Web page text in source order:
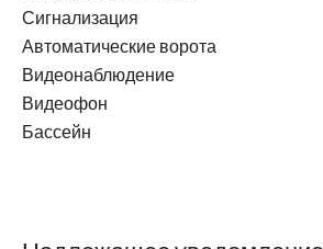
Сигнализация
Автоматические ворота
Видеонаблюдение
Видеофон
Бассейн